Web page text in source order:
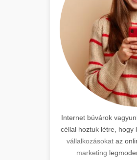
Internet búvárok
céllal hoztuk létre, hogy
vállalkozásokataz
marketing